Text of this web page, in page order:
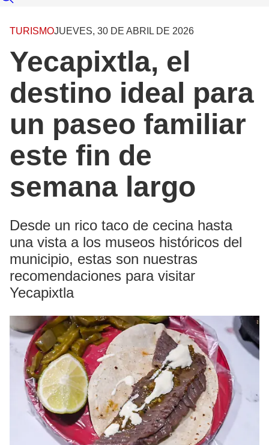
TURISMOJUEVES, 30 DE ABRIL DE 2026
Yecapixtla, el
destino ideal para
un paseo familiar
este fin de
semana largo
Desde un rico taco de cecina hasta
una vista a los museos históricos del
municipio, estas son nuestras
recomendaciones para visitar
Yecapixtla